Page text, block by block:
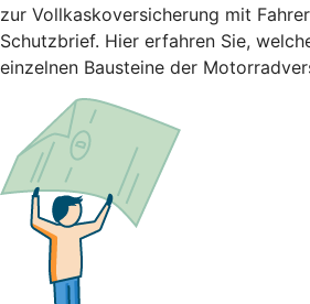
zur Vollkaskoversicherung mit
Schutzbrief. Hier erfahren Sie,
einzelnen Bausteine der